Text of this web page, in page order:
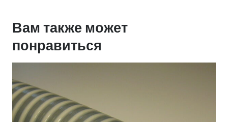
Вам также может
понравиться